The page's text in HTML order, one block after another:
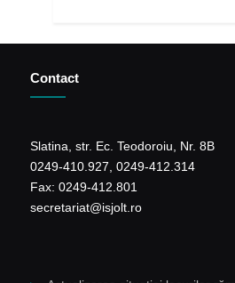
Contact
Slatina, str. Ec. Teodoroiu, Nr. 8B
0249-410.927, 0249-412.314
Fax: 0249-412.801
secretariat@isjolt.ro